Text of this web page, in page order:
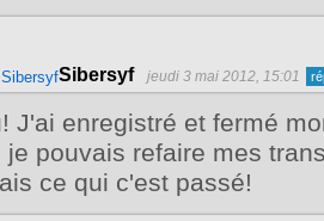
Sibersyf jeudi 3 mai 2012, 15:01
J'ai enregistré et fermé
je pouvais refaire mes
ce qui c'est passé!